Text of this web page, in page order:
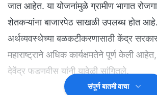
जात आहेत. या योजनांमुळे ग्रामीण भागात
शेतकऱ्यांना बाजारपेठ साखळी उपलब्ध होत आहे.
अर्थव्यवस्थेच्या बळकटीकरणासाठी केंद्र
महाराष्ट्राने अधिक कार्यक्षमतेने पूर्ण केली
देवेंद्र फडणवीस यांनी यावेळी सांगितले.
संपूर्ण बातमी वाचा